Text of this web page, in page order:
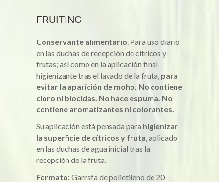
FRUITING
Conservante alimentario. Para uso diario
en las duchas de recepción de cítricos y
frutas; así como en la aplicación final
higienizante tras el lavado de la fruta, para
evitar la aparición de moho. No contiene
cloro ni biocidas. No hace espuma. No
contiene aromatizantes ni colorantes.
Su aplicación está pensada para higienizar
la superficie de cítricos y fruta, aplicado
en las duchas de agua inicial tras la
recepción de la fruta.
Formato:Garrafa de polietileno de 20